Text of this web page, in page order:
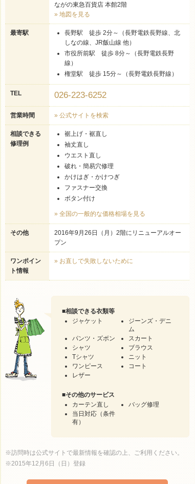
ながの東急百貨店 本館2階
» 地図を見る
最寄駅
長野駅 徒歩 2分～（長野電鉄長野線、北
しなの線、JR飯山線 他）
市役所前駅 徒歩 8分～（長野電鉄長野
線）
権堂駅 徒歩 15分～（長野電鉄長野線）
TEL 026-223-6252
営業時間 » 公式サイトを検索
相談できる
修理例
裾上げ・裾直し
袖丈直し
ウエスト直し
破れ・簡易穴修理
かけはぎ・かけつぎ
ファスナー交換
ボタン付け
» 全国の一般的な価格相場を見る
その他
2016年9月26日（月）2階にリニューアルオー
プン
ワンポイン
ト情報
» お直しで失敗しないために
■相談できる衣類等
ジャケット
ジーンズ・デニ
ム
パンツ・ズボン
スカート
シャツ
ブラウス
Tシャツ
ニット
ワンピース
コート
レザー
■その他のサービス
カーテン直し
バッグ修理
当日対応（条件
有）
※訪問時は公式サイトで最新情報を確認の上、ご利用ください。
※2015年12月6日（日）登録